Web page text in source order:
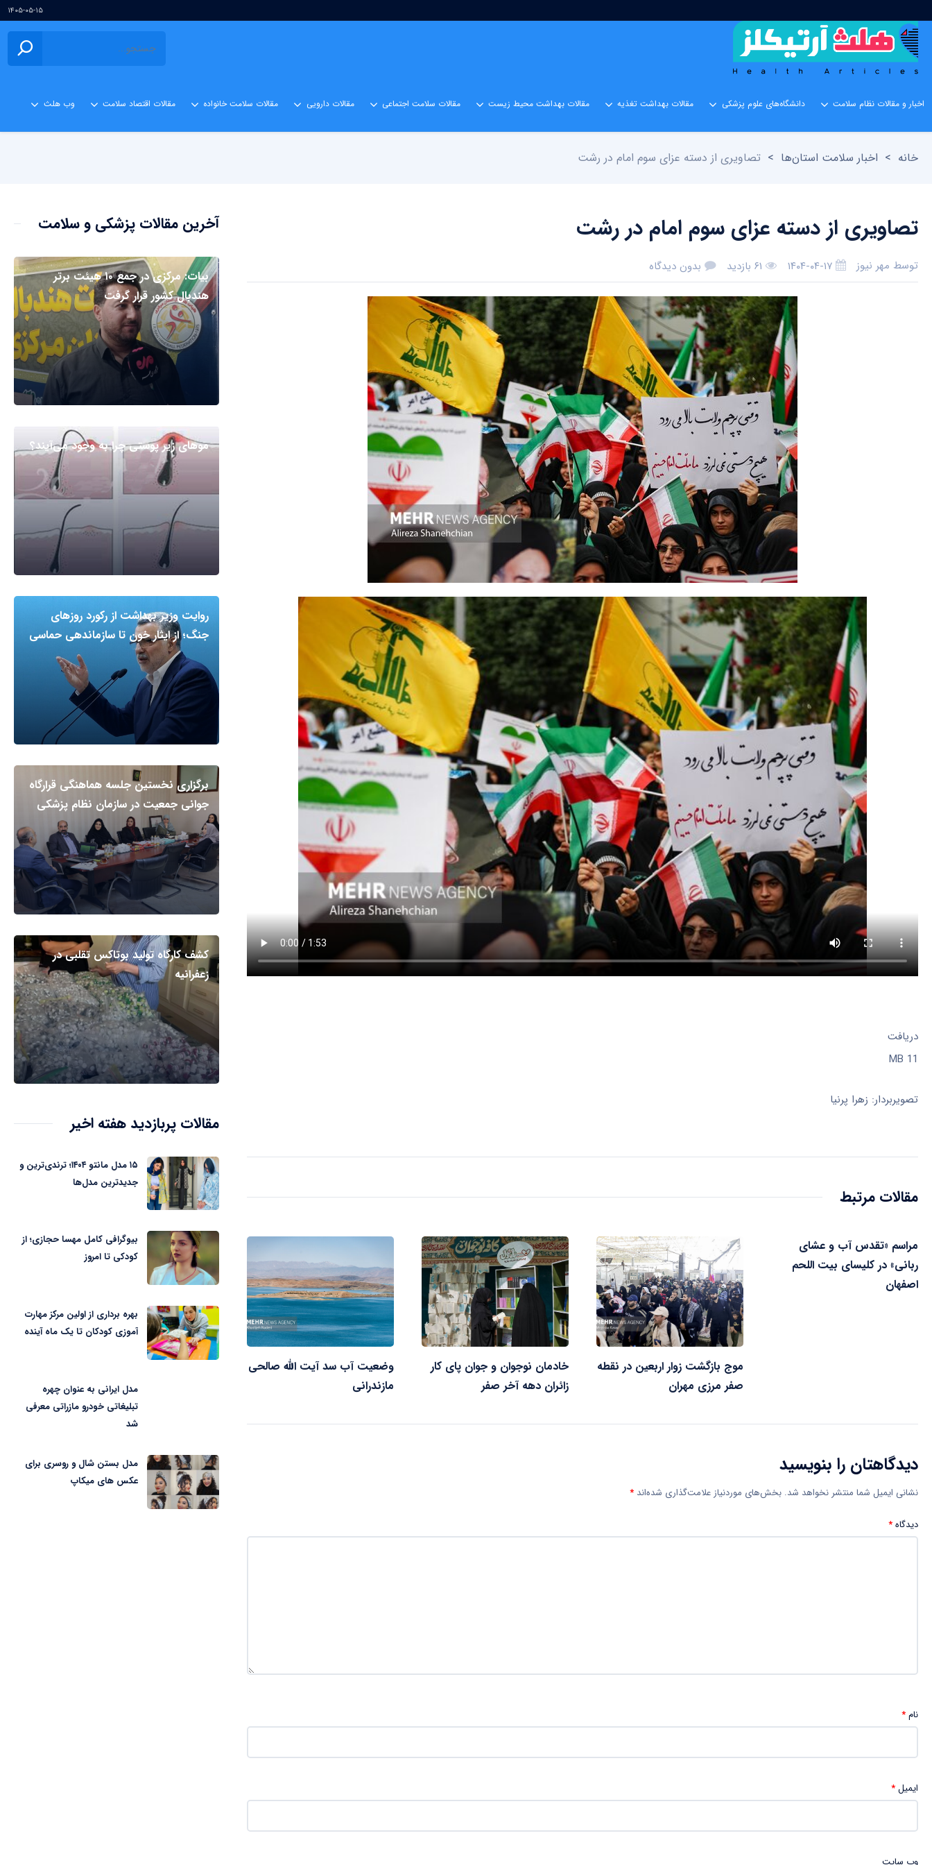
۱۴۰۵-۰۵-۱۵
اخبار و مقالات نظام سلامت دانشگاه‌های علوم پزشکی مقالات بهداشت تغذیه مقالات بهداشت محیط زیست مقالات سلامت اجتماعی مقالات دارویی مقالات سلامت خانواده مقالات اقتصاد سلامت وب هلث
خانه > اخبار سلامت استان‌ها > تصاویری از دسته عزای سوم امام در رشت
تصاویری از دسته عزای سوم امام در رشت
توسط مهر نیوز ۱۴۰۴-۰۴-۱۷ ۶۱ بازدید بدون دیدگاه
دریافت
11 MB
تصویربردار: زهرا پرنیا
مقالات مرتبط
مراسم «تقدس آب و عشای
ربانی» در کلیسای بیت اللحم
اصفهان
موج بازگشت زوار اربعین در نقطه
صفر مرزی مهران
خادمان نوجوان و جوان پای کار
زائران دهه آخر صفر
وضعیت آب سد آیت الله صالحی
مازندرانی
دیدگاهتان را بنویسید
نشانی ایمیل شما منتشر نخواهد شد. بخش‌های موردنیاز علامت‌گذاری شده‌اند *
دیدگاه*
نام*
ایمیل*
وب‌ سایت
آخرین مقالات پزشکی و سلامت
بیات: مرکزی در جمع ۱۰ هیئت برتر
هندبال کشور قرار گرفت
مو‌های زیر پوستی چرا به وجود می‌آیند؟
روایت وزیر بهداشت از رکورد روزهای
جنگ؛ از ایثار خون تا سازماندهی حماسی
برگزاری نخستین جلسه هماهنگی قرارگاه
جوانی جمعیت در سازمان نظام پزشکی
کشف کارگاه تولید بوتاکس تقلبی در
زعفرانیه
مقالات پربازدید هفته اخیر
۱۵ مدل مانتو ۱۴۰۴؛ ترندی‌ترین و
جدیدترین مدل‌ها
بیوگرافی کامل مهسا حجازی؛ از
کودکی تا امروز
بهره برداری از اولین مرکز مهارت
آموزی کودکان تا یک ماه آینده
مدل ایرانی به عنوان چهره
تبلیغاتی خودرو مازراتی معرفی
شد
مدل بستن شال و روسری برای
عکس های میکاپ